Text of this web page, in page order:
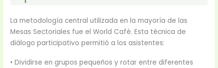
La metodología central utilizada en la mayoría de las
Mesas Sectoriales fue el World Café. Esta técnica de
diálogo participativo permitió a los asistentes:
• Dividirse en grupos pequeños y rotar entre diferentes